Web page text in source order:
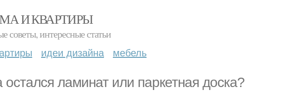
И КВАРТИРЫ
советы, интересные статьи
идеи дизайна мебель
ламинат или паркетная доска?